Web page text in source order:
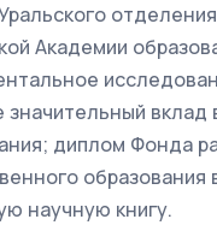
отделения
Академии
вклад
диплом Фонда
образования
научную книгу.